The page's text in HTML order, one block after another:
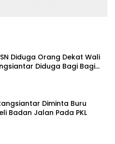
Diduga Orang Dekat Wali
Diduga Bagi Bagi
Diminta Buru
Badan Jalan Pada PKL